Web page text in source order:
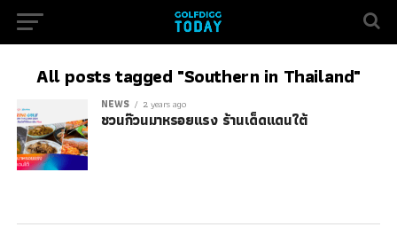
All posts tagged "Southern in Thailand"
NEWS 2 years ago
ชวนก๊วนมาหรอยแรง ร้านเด็ดแดนใต้